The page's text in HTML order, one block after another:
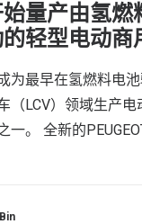
量产由氢燃
轻型电动商
为最早在氢燃料电
（LCV）领域生产电
一。 全新的